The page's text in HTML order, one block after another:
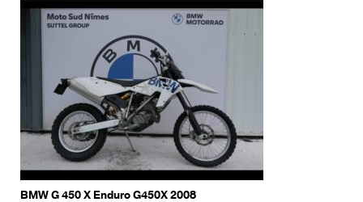
BMW G 450 X Enduro G450X 2008